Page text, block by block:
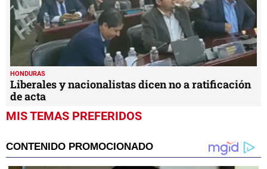
HONDURAS
Liberales y nacionalistas dicen no a ratificación
de acta
MIS TEMAS PREFERIDOS